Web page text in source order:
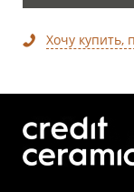
Хочу купить,